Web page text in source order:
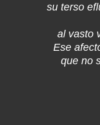
su terso
al vasto
Ese
que no